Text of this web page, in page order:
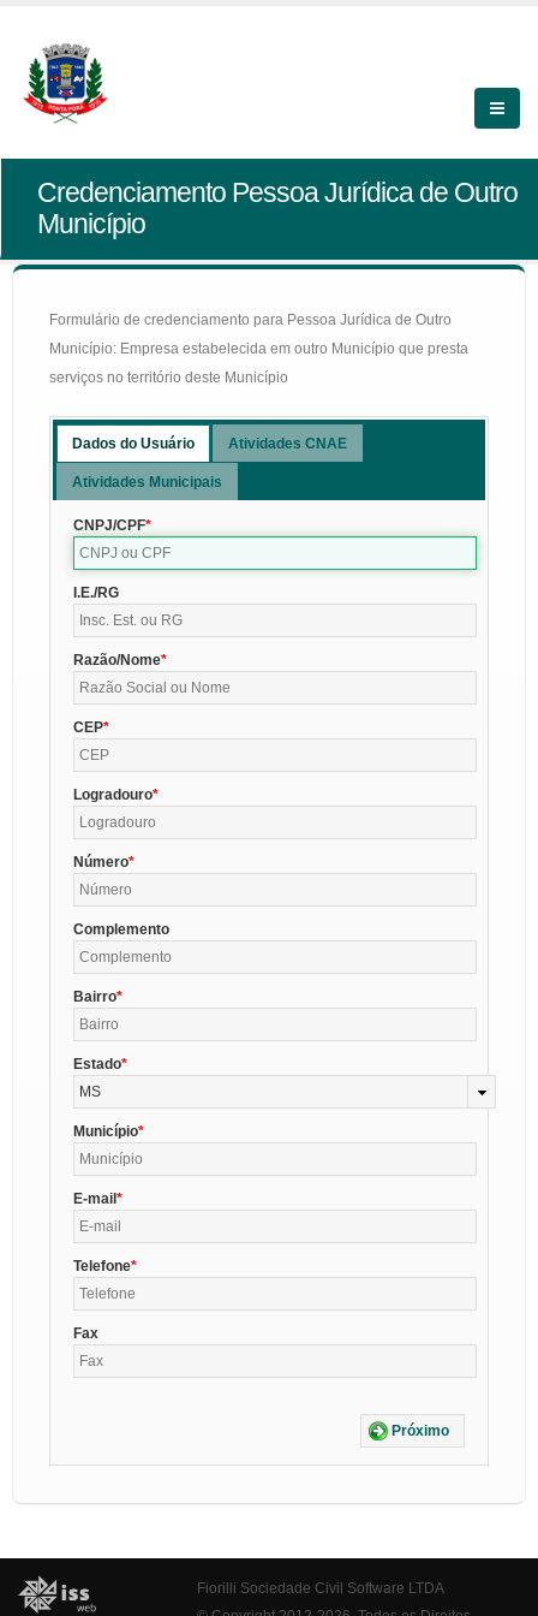
Credenciamento Pessoa Jurídica de Outro
Município
Formulário de credenciamento para Pessoa Jurídica de Outro
Município: Empresa estabelecida em outro Município que presta
serviços no território deste Município
Dados do Usuário Atividades CNAE
Atividades Municipais
CNPJ/CPF
I.E./RG
Razão/Nome
CEP
Logradouro
Número
Complemento
Bairro
Estado
MS
Município
E-mail
Telefone
Fax
Próximo
Fiorilli Sociedade Civil Software LTDA